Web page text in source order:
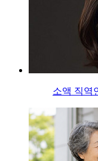
소액 직역